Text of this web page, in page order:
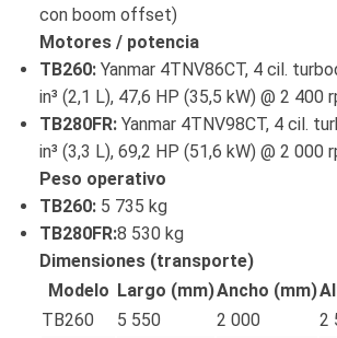
con boom offset)
Motores / potencia
TB260: Yanmar 4TNV86CT, 4 cil.
in³ (2,1 L), 47,6 HP (35,5 kW) @ 2 400
TB280FR: Yanmar 4TNV98CT, 4 cil.
in³ (3,3 L), 69,2 HP (51,6 kW) @ 2 000
Peso operativo
TB260: 5 735 kg
TB280FR:8 530 kg
Dimensiones (transporte)
Modelo Largo (mm)Ancho (mm)
TB260
5 550 2 000
2